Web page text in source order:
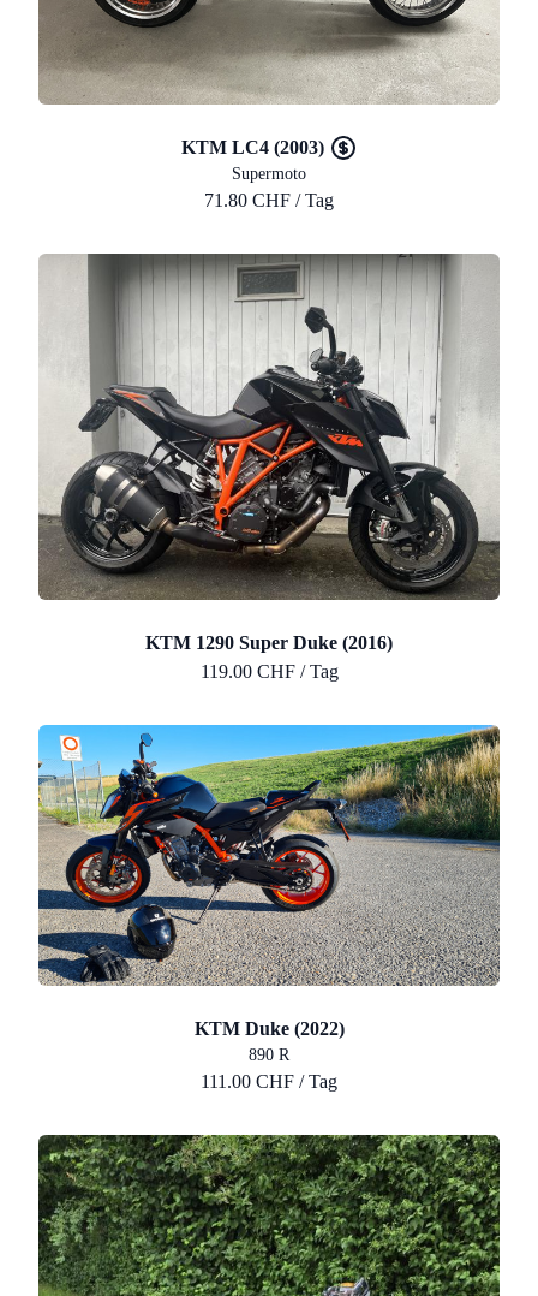
KTM LC4 (2003)
Supermoto
71.80 CHF / Tag
KTM 1290 Super Duke (2016)
119.00 CHF / Tag
KTM Duke (2022)
890 R
111.00 CHF / Tag